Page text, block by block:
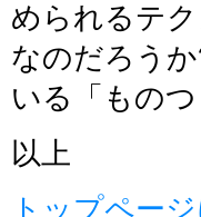
められるテ
なのだろう
いる「もの
以上
トップペー